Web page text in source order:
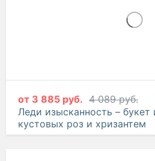
от 3 885 руб. 4 089 руб.
Леди изысканность – букет
кустовых роз и хризантем